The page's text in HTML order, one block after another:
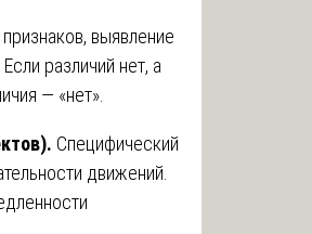
выявление
различий нет, а
— «нет».
Специфический
движений.